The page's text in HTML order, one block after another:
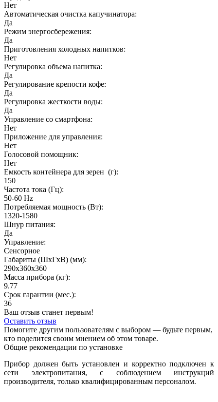
Нет
Автоматическая очистка капучинатора:
Да
Режим энергосбережения:
Да
Приготовления холодных напитков:
Нет
Регулировка объема напитка:
Да
Регулирование крепости кофе:
Да
Регулировка жесткости воды:
Да
Управление со смартфона:
Нет
Приложение для управления:
Нет
Голосовой помощник:
Нет
Емкость контейнера для зерен (г):
150
Частота тока (Гц):
50-60 Hz
Потребляемая мощность (Вт):
1320-1580
Шнур питания:
Да
Управление:
Сенсорное
Габариты (ШхГxВ) (мм):
290x360x360
Масса прибора (кг):
9.77
Срок гарантии (мес.):
36
Ваш отзыв станет первым!
Оставить отзыв
Помогите другим пользователям с выбором — будьте первым,
кто поделится своим мнением об этом товаре.
Общие рекомендации по установке
Прибор должен быть установлен и корректно подключен к
сети электропитания, с соблюдением инструкций
производителя, только квалифицированным персоналом.